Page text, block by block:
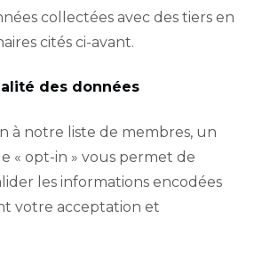
collectées avec des tiers en
cités ci-avant.
des données
à notre liste de membres, un
« opt-in » vous permet de
les informations encodées
votre acceptation et